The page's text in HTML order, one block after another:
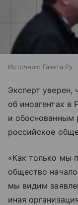
Источник: Газета.Ру
Эксперт уверен,
об иноагентах
и обоснованным
российское
«Как только мы
общество
мы видим
иная